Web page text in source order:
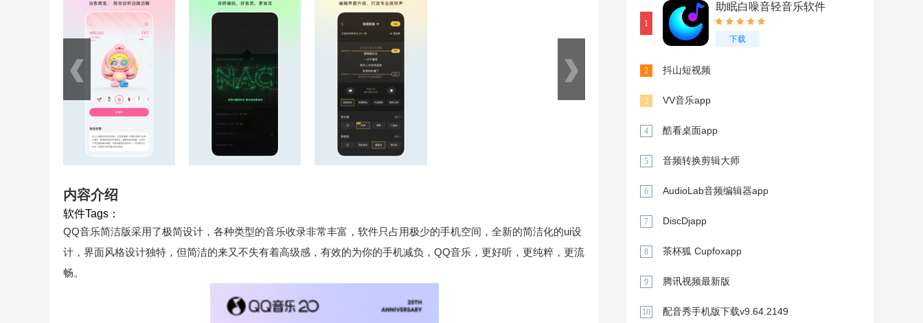
内容介绍
软件Tags：
QQ音乐简洁版采用了极简设计，各种类型的音乐收录非常丰富，软件只占用极少的手机空间，全新的简洁化的ui设
计，界面风格设计独特，但简洁的来又不失有着高级感，有效的为你的手机减负，QQ音乐，更好听，更纯粹，更流
畅。
1
助眠白噪音轻音乐软件
下载
2 抖山短视频
3 VV音乐app
4 酷看桌面app
5 音频转换剪辑大师
6 AudioLab音频编辑器app
7 DiscDjapp
8 茶杯狐 Cupfoxapp
9 腾讯视频最新版
10 配音秀手机版下载v9.64.2149